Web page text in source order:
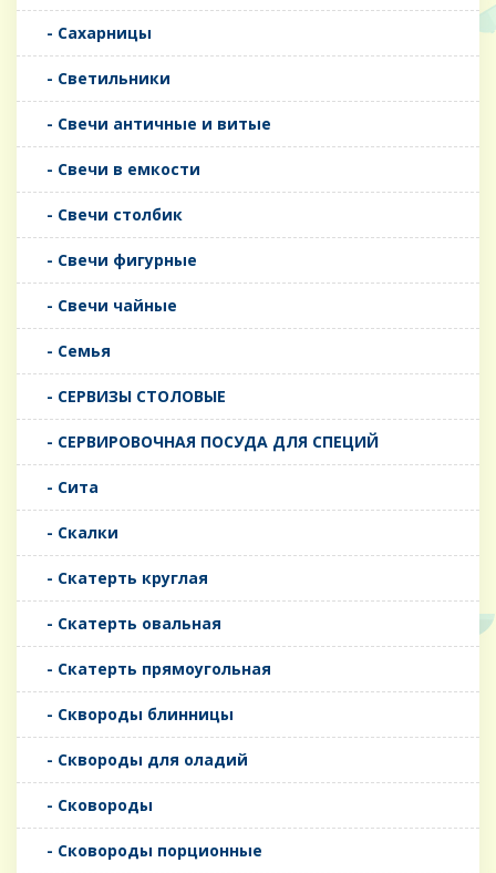
- Сахарницы
- Светильники
- Свечи античные и витые
- Свечи в емкости
- Свечи столбик
- Свечи фигурные
- Свечи чайные
- Семья
- СЕРВИЗЫ СТОЛОВЫЕ
- СЕРВИРОВОЧНАЯ ПОСУДА ДЛЯ СПЕЦИЙ
- Сита
- Скалки
- Скатерть круглая
- Скатерть овальная
- Скатерть прямоугольная
- Сквороды блинницы
- Сквороды для оладий
- Сковороды
- Сковороды порционные